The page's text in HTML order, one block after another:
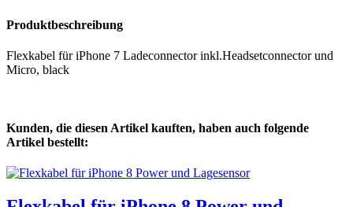
Produktbeschreibung
Flexkabel für iPhone 7 Ladeconnector inkl.Headsetconnector und
Micro, black
Kunden, die diesen Artikel kauften, haben auch folgende
Artikel bestellt: